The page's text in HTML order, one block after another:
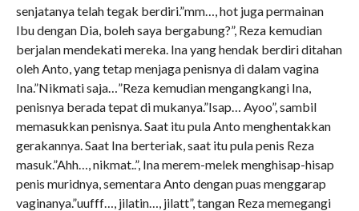
senjatanya telah tegak berdiri.”mm…, hot juga permainan
Ibu dengan Dia, boleh saya bergabung?”, Reza kemudian
berjalan mendekati mereka. Ina yang hendak berdiri ditahan
oleh Anto, yang tetap menjaga penisnya di dalam vagina
Ina.”Nikmati saja…”Reza kemudian mengangkangi Ina,
penisnya berada tepat di mukanya.”Isap… Ayoo”, sambil
memasukkan penisnya. Saat itu pula Anto menghentakkan
gerakannya. Saat Ina berteriak, saat itu pula penis Reza
masuk.”Ahh…, nikmat..”, Ina merem-melek menghisap-hisap
penis muridnya, sementara Anto dengan puas menggarap
vaginanya.”uufff…, jilatin…, jilatt”, tangan Reza memegangi